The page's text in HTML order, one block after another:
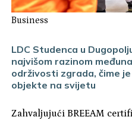
Business
LDC Studenca u
najvišom razinom
održivosti zgrada, čime
objekte na svijetu
Zahvaljujući BREEAM